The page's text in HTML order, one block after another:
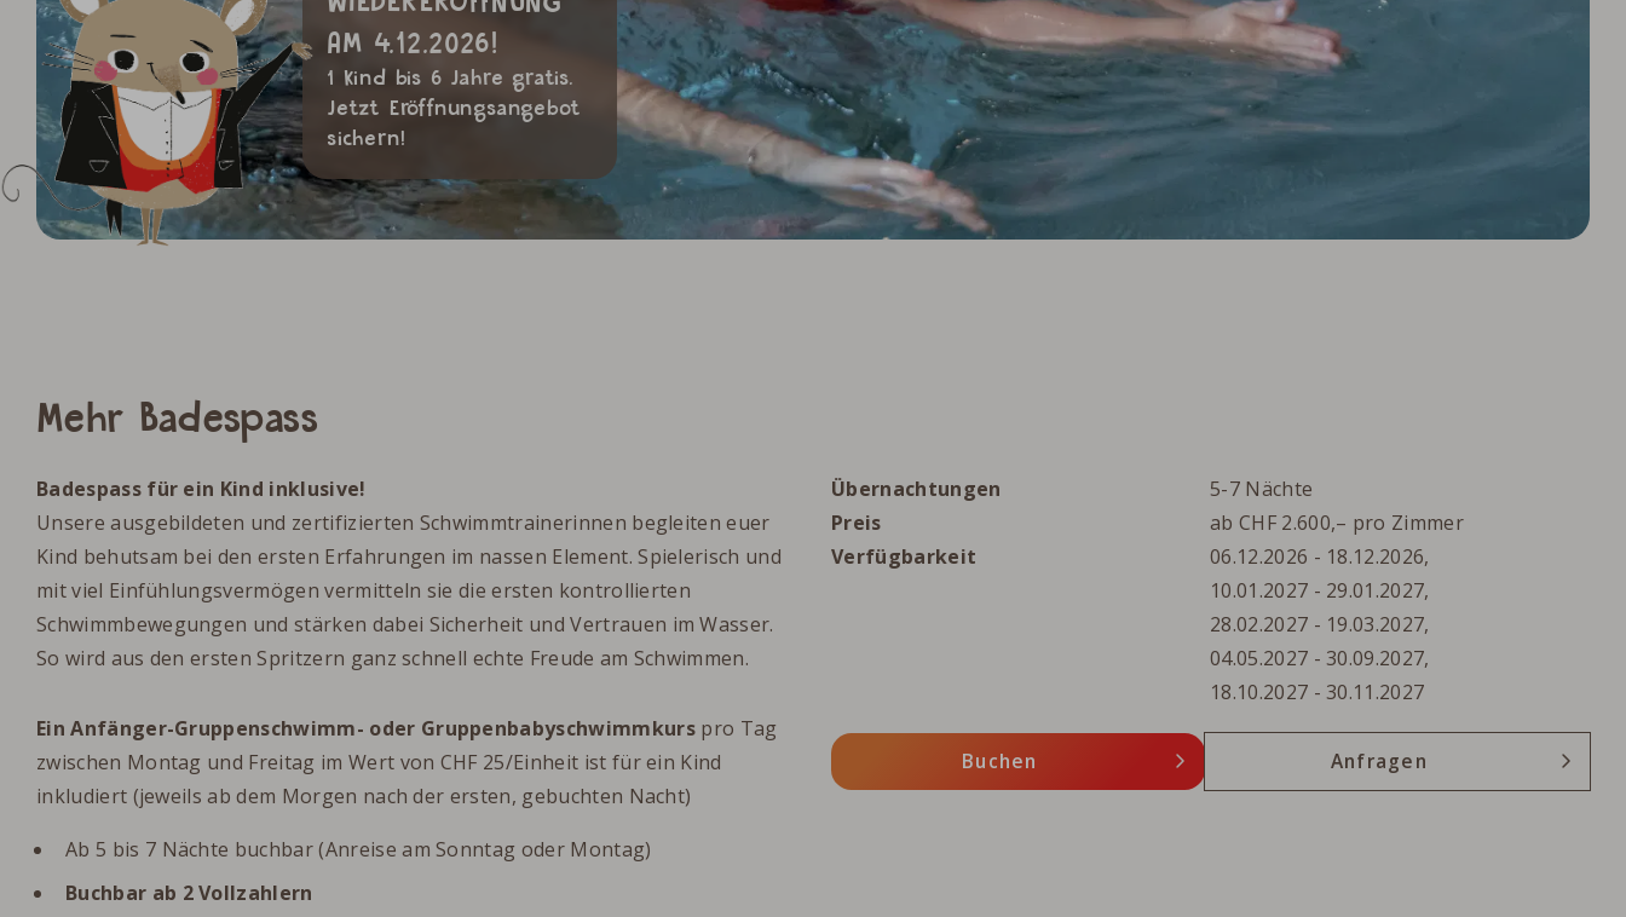
AM 4.12.2026!
1 Kind bis 6 Jahre gratis.
Jetzt Eröffnungsangebot
sichern!
Mehr Badespass
Badespass für ein Kind inklusive!
Unsere ausgebildeten und zertifizierten Schwimmtrainerinnen begleiten euer
Kind behutsam bei den ersten Erfahrungen im nassen Element. Spielerisch und
mit viel Einfühlungsvermögen vermitteln sie die ersten kontrollierten
Schwimmbewegungen und stärken dabei Sicherheit und Vertrauen im Wasser.
So wird aus den ersten Spritzern ganz schnell echte Freude am Schwimmen.
Ein Anfänger-Gruppenschwimm- oder Gruppenbabyschwimmkurspro Tag
zwischen Montag und Freitag im Wert von CHF 25/Einheit ist für ein Kind
inkludiert (jeweils ab dem Morgen nach der ersten, gebuchten Nacht)
Ab 5 bis 7 Nächte buchbar (Anreise am Sonntag oder Montag)
Buchbar ab 2 Vollzahlern
Übernachtungen 5-7Nächte
Preis
ab CHF 2.600,– pro Zimmer
Verfügbarkeit
06.12.2026 - 18.12.2026,
10.01.2027 - 29.01.2027,
28.02.2027 - 19.03.2027,
04.05.2027 -30.09.2027,
18.10.2027 -30.11.2027
Buchen Anfragen